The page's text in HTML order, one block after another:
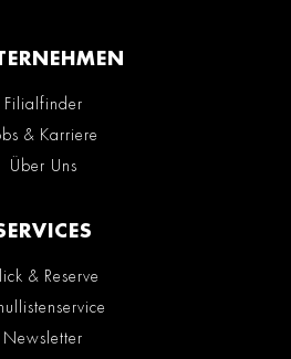
Filialfinder
& Karriere
Über Uns
& Reserve
Newsletter